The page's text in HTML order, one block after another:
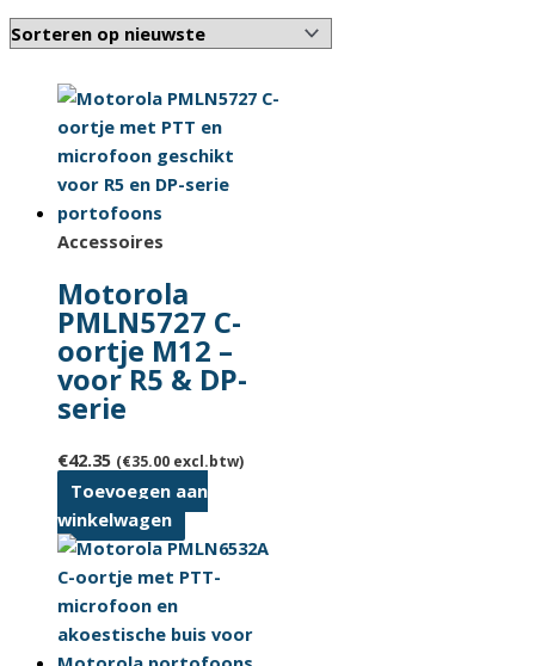
op
nieuwste
Accessoires
Motorola
PMLN5727 C-
oortje M12 –
voor R5 & DP-
serie
€42.35 (€35.00 excl.btw)
Toevoegen aan
winkelwagen